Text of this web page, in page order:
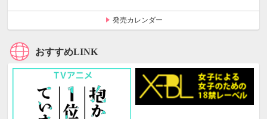
発売カレンダー
おすすめLINK